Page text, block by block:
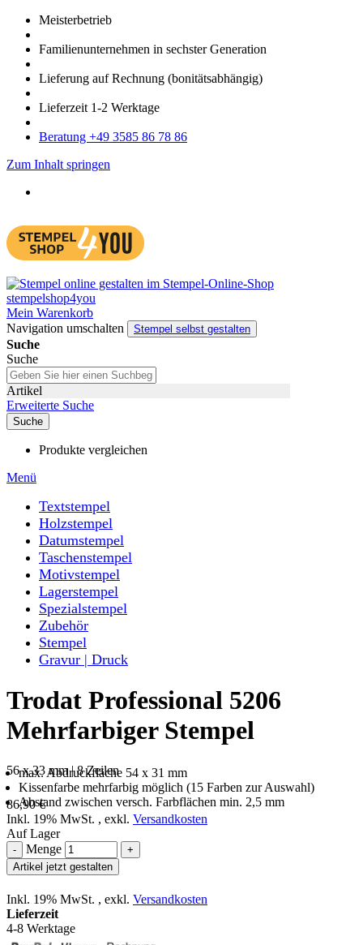
Meister­betrieb
Familien­unter­nehmen in sechster Gene­ration
Lieferung auf Rech­nung (bonitätsabhängig)
Liefer­zeit 1-2 Werk­tage
Bera­tung +49 3585 86 78 86
Zum Inhalt springen
Mein Warenkorb
Navigation umschalten
Stempel selbst gestalten
Suche
Suche
Artikel
Erweiterte Suche
Suche
Produkte vergleichen
Menü
Textstempel
Holzstempel
Datumstempel
Taschenstempel
Motivstempel
Lagerstempel
Spezialstempel
Zubehör
Stempel
Gravur | Druck
Trodat Professional 5206
Mehrfarbiger Stempel
56 x 33 mm | 8 Zeilen
max. Abdruckfläche 54 x 31 mm
Kissenfarbe mehrfarbig möglich (15 Farben zur Auswahl)
Abstand zwischen versch. Farbflächen min. 2,5 mm
86,90 €
Inkl. 19% MwSt. , exkl. Versandkosten
Auf Lager
- Menge
+
Artikel jetzt gestalten
Inkl. 19% MwSt. , exkl. Versandkosten
Lieferzeit
4-8 Werktage